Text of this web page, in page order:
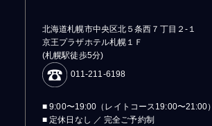
北海道札幌市中央区北５条西７丁目２-１
京王プラザホテル札幌１Ｆ
(札幌駅徒歩5分)
011-211-6198
■ 9:00〜19:00（レイトコース19:00〜21:00）
■ 定休日なし ／ 完全ご予約制